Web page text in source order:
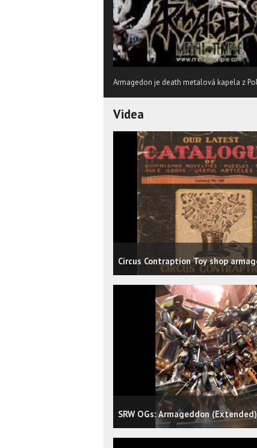
Armagedon je death metalová kapela z
Videa
Circus Contraption Toy shop
SRW OGs: Armageddon (Extended)